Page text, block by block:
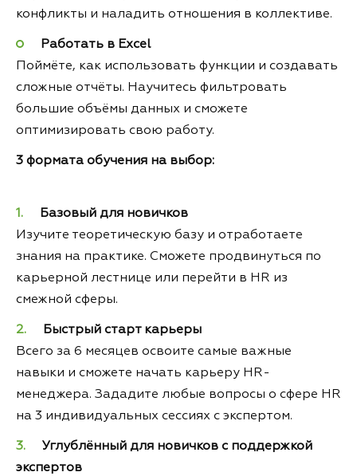
конфликты и наладить отношения в коллективе.
Работать в Excel
Поймёте, как использовать функции и создавать
сложные отчёты. Научитесь фильтровать
большие объёмы данных и сможете
оптимизировать свою работу.
3 формата обучения на выбор:
Базовый для новичков
Изучите теоретическую базу и отработаете
знания на практике. Сможете продвинуться по
карьерной лестнице или перейти в HR из
смежной сферы.
Быстрый старт карьеры
Всего за 6 месяцев освоите самые важные
навыки и сможете начать карьеру HR-
менеджера. Зададите любые вопросы о сфере HR
на 3 индивидуальных сессиях с экспертом.
Углублённый для новичков с поддержкой
экспертов